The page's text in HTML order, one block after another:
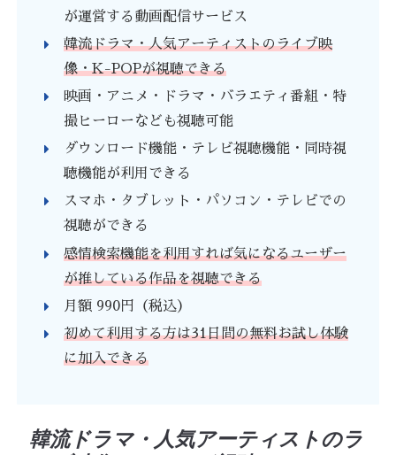
が運営する動画配信サービス
韓流ドラマ・人気アーティストのライブ映
像・K-POPが視聴できる
映画・アニメ・ドラマ・バラエティ番組・特
撮ヒーローなども視聴可能
ダウンロード機能・テレビ視聴機能・同時視
聴機能が利用できる
スマホ・タブレット・パソコン・テレビでの
視聴ができる
感情検索機能を利用すれば気になるユーザー
が推している作品を視聴できる
月額 990円（税込）
初めて利用する方は31日間の無料お試し体験
に加入できる
韓流ドラマ・人気アーティストのラ